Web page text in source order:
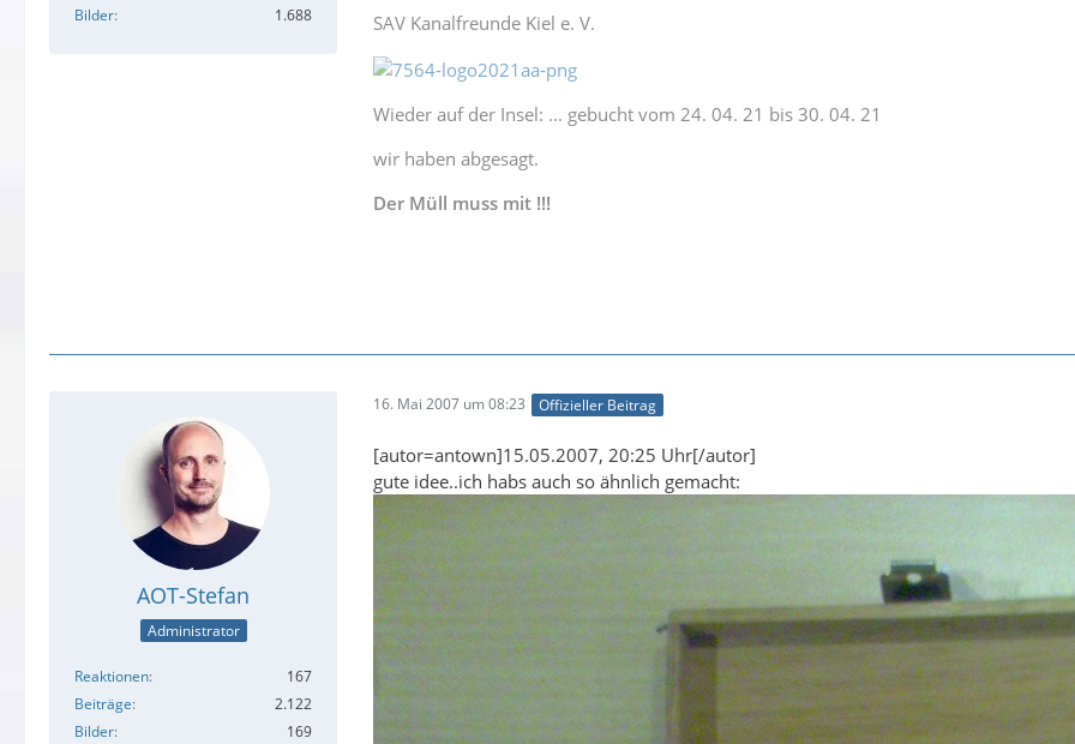
Bilder
1.688
SAV Kanalfreunde Kiel e. V.
Wieder auf der Insel: ... gebucht vom 24. 04. 21 bis 30. 04. 21
wir haben abgesagt.
Der Müll muss mit !!!
AOT-Stefan
Administrator
Reaktionen
167
Beiträge
2.122
Bilder
169
16. Mai 2007 um 08:23 Offizieller Beitrag
[autor=antown]15.05.2007, 20:25 Uhr[/autor]
gute idee..ich habs auch so ähnlich gemacht: